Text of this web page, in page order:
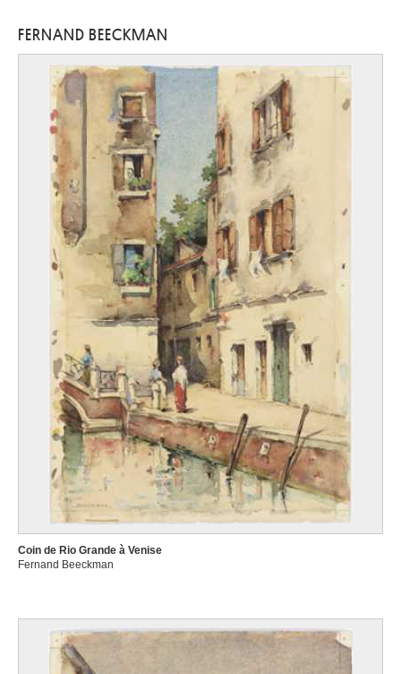
FERNAND BEECKMAN
Coin de Rio Grande à Venise
Fernand Beeckman